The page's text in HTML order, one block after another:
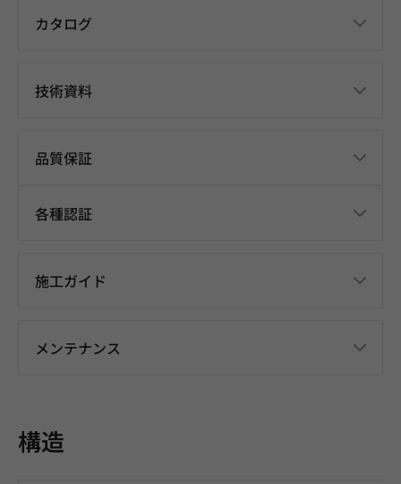
カタログ
技術資料
品質保証
各種認証
施工ガイド
メンテナンス
構造